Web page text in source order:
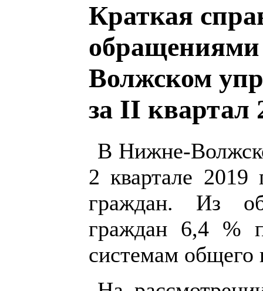
Краткая
Волжском
за II квартал
В Нижне-
2 квартале 2019
граждан. Из
граждан 6,4 %
системам общего